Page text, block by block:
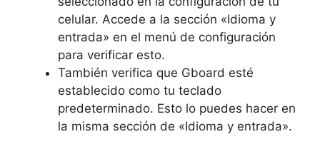
celular. Accede ​a⁢ la sección «Idioma y
entrada» en el menú de⁣ configuración
para verificar esto.
También verifica‍ que Gboard esté
establecido ​como tu‍ teclado
predeterminado. Esto ‌lo puedes hacer ⁣en⁤
la ‍misma ​sección de «Idioma y entrada».